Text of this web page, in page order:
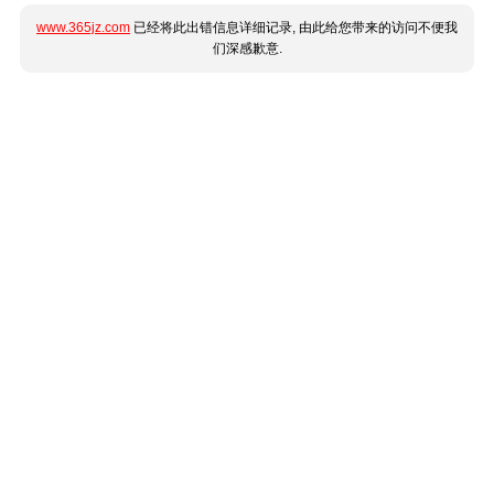
www.365jz.com 已经将此出错信息详细记录, 由此给您带来的访问不便我
们深感歉意.